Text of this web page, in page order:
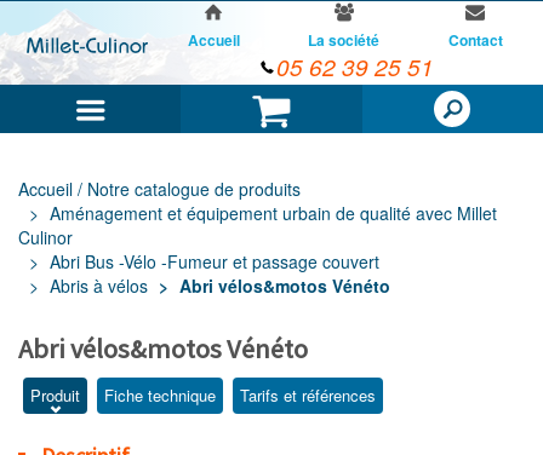
Panier
Accueil La société Contact
05 62 39 25 51
Accueil / Notre catalogue de produits
Aménagement et équipement urbain de qualité avec Millet
Culinor
Abri Bus -Vélo -Fumeur et passage couvert
Abris à vélos
Abri vélos&motos Vénéto
Abri vélos&motos Vénéto
Produit Fiche technique Tarifs et références